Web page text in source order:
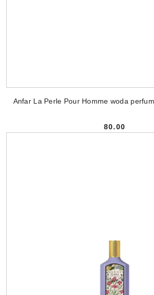
Anfar La Perle Pour Homme woda
Cena:
80.00